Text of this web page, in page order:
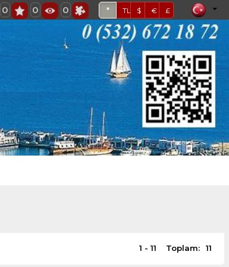
0 0 0 * TL $ € £
1 - 11 Toplam: 11